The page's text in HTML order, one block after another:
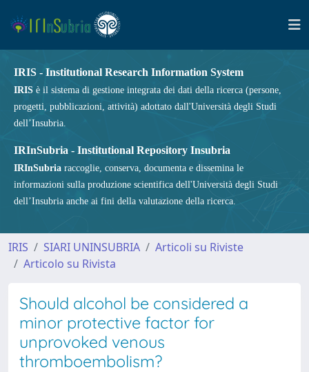
IRIS - Institutional Research Information System
IRIS è il sistema di gestione integrata dei dati della ricerca (persone,
progetti, pubblicazioni, attività) adottato dall'Università degli Studi
dell’Insubria.
IRInSubria - Institutional Repository Insubria
IRInSubria raccoglie, conserva, documenta e dissemina le
informazioni sulla produzione scientifica dell'Università degli Studi
dell’Insubria anche ai fini della valutazione della ricerca.
IRIS SIARI UNINSUBRIA
Articoli su Riviste
Articolo su Rivista
Should alcohol be considered a
minor protective factor for
unprovoked venous
thromboembolism?